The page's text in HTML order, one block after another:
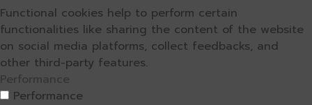
Functional cookies help to perform certain
functionalities like sharing the content of the website
on social media platforms, collect feedbacks, and
other third-party features.
Performance
Performance